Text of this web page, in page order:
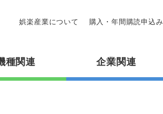
娯楽産業について 購入・年間購読申込み
種関連 企業関連